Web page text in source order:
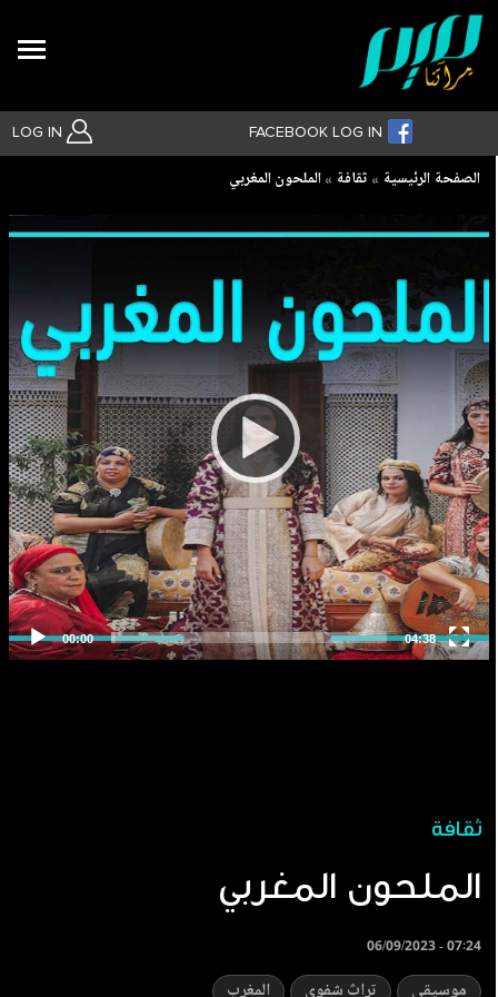
LOG IN FACEBOOK LOG IN
بحث متقدم
Breadcrumb
الصفحة الرئيسية ثقافة الملحون المغربي
ثقافة
الملحون المغربي
06/09/2023 - 07:24